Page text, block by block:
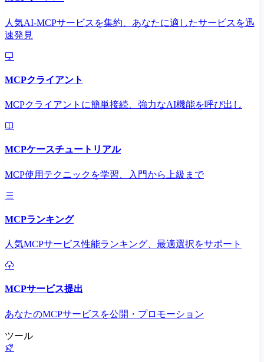
人気AI-MCPサービスを集約、あなたに適したサービスを迅
速発見
MCPクライアント
MCPクライアントに簡単接続、強力なAI機能を呼び出し
MCPケースチュートリアル
MCP使用テクニックを学習、入門から上級まで
MCPランキング
人気MCPサービス性能ランキング、最適選択をサポート
MCPサービス提出
あなたのMCPサービスを公開・プロモーション
ツール